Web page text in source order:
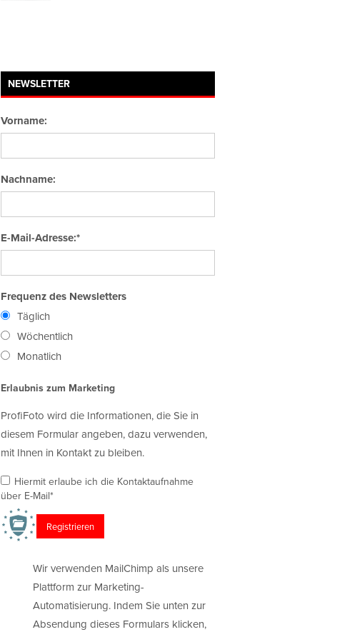
NEWSLETTER
Vorname:
Nachname:
E-Mail-Adresse:*
Frequenz des Newsletters
Täglich
Wöchentlich
Monatlich
Erlaubnis zum Marketing
ProfiFoto wird die Informationen, die Sie in
diesem Formular angeben, dazu verwenden,
mit Ihnen in Kontakt zu bleiben.
Hiermit erlaube ich die Kontaktaufnahme
über E-Mail*
Wir verwenden MailChimp als unsere
Plattform zur Marketing-
Automatisierung. Indem Sie unten zur
Absendung dieses Formulars klicken,